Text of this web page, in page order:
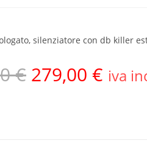
silenziatore con db killer
€ 279,00 € iva